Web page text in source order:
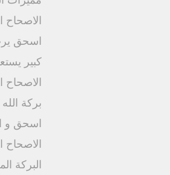
اسحق
كبير
بركة
اسحق و
البركة